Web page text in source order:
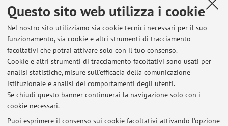
Questo sito web utilizza i cookie
Nel nostro sito utilizziamo sia cookie tecnici necessari per il suo
funzionamento, sia cookie e altri strumenti di tracciamento
facoltativi che potrai attivare solo con il tuo consenso.
Cookie e altri strumenti di tracciamento facoltativi sono usati per
analisi statistiche, misure sull'efficacia della comunicazione
istituzionale e analisi dei comportamenti degli utenti.
Se chiudi questo banner continuerai la navigazione solo con i
cookie necessari.
Puoi esprimere il consenso sui cookie facoltativi attivando l'opzione
infarto miocardico acuto non complicato durante la
degenza ospedaliera’. Questo progetto di ricerca clinico-
assistenziale è stato finanziato dall’Azienda Ospedaliera di
Bologna ed è tutt’ora in corso. Il protocollo di studio, con
revisione della letteratura, è stato oggetto della tesi della
Laurea Magistrale